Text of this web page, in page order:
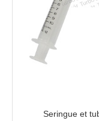
Seringue et